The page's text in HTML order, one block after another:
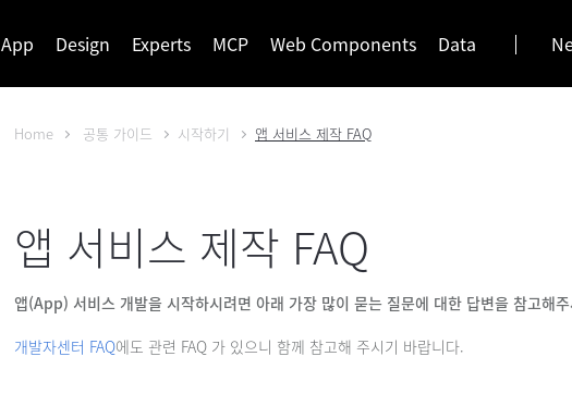
App Design Experts MCP Web Components Data
Home 공통 가이드 시작하기 앱 서비스 제작 FAQ
앱 서비스 제작 FAQ
앱(App) 서비스 개발을 시작하시려면 아래 가장 많이 묻는 질문에 대한 답변을 참고해
개발자센터 FAQ에도 관련 FAQ 가 있으니 함께 참고해 주시기 바랍니다.